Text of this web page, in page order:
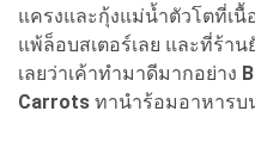
แครงและกุ้งแม่น้ำตัวโตที่เนื้
แพ้ล็อบสเตอร์เลย และที่ร้าน
เลยว่าเค้าทำมาดีมากอย่าง
Carrots ทานำร้อมอาหารบ